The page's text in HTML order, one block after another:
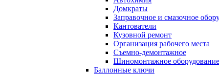
Домкраты
Заправочное и смазочное
Кантователи
Кузовной ремонт
Организация рабочего места
Съемно-демонтажное
Шиномонтажное оборудование
Баллонные ключи